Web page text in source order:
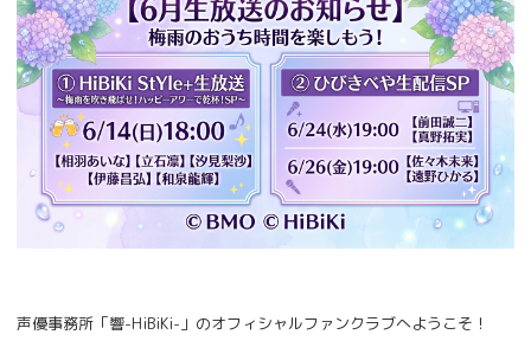
声優事務所「響-HiBiKi-」のオフィシャルファンクラブへようこそ！